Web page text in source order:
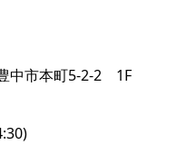
中市本町5-2-2 1F